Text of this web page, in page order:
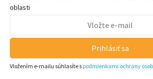
oblasti
Prihlásiť sa
Vložením e-mailu súhlasíte s podmienkami ochrany